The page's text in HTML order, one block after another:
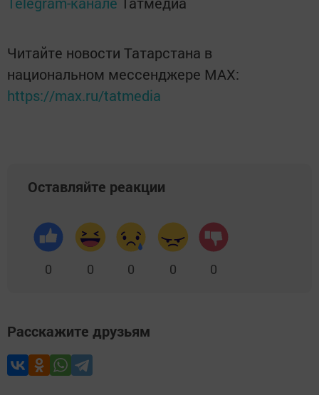
Читайте новости Татарстана в
национальном мессенджере MАХ:
https://max.ru/tatmedia
Оставляйте реакции
0 0 0 0 0
Расскажите друзьям